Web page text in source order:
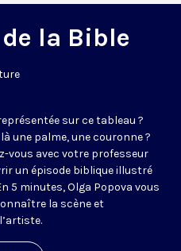
la Bible
sur ce tableau ?
une palme, une couronne ?
vous avec votre professeur
un épisode biblique illustré
5 minutes, Olga Popova vous
la scène et